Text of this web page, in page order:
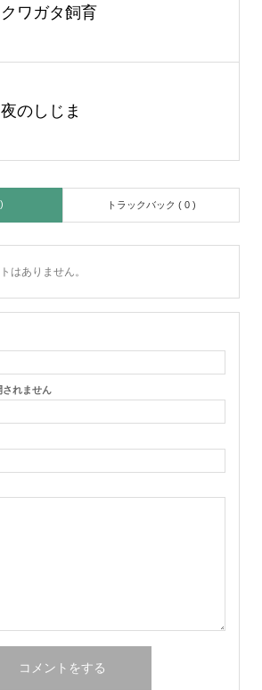
クワガタ飼育
夜のしじま
トラックバック ( 0 )
はありません。
れません